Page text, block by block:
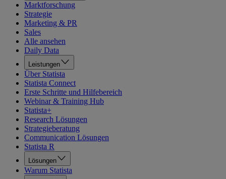
Marktforschung
Strategie
Marketing & PR
Sales
Alle ansehen
Daily Data
Leistungen
Über Statista
Statista Connect
Erste Schritte und Hilfebereich
Webinar & Training Hub
Statista+
Research Lösungen
Strategieberatung
Communication Lösungen
Statista R
Lösungen
Warum Statista